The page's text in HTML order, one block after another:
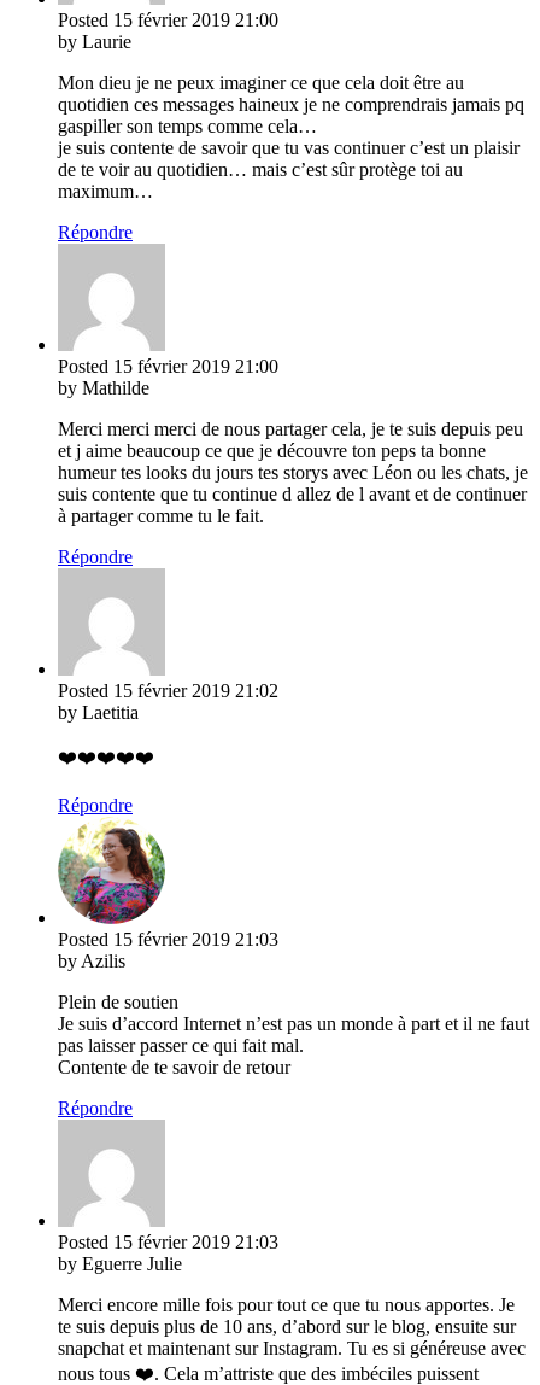
Posted 15 février 2019 21:00
by Laurie
Mon dieu je ne peux imaginer ce que cela doit être au
quotidien ces messages haineux je ne comprendrais jamais pq
gaspiller son temps comme cela…
je suis contente de savoir que tu vas continuer c’est un plaisir
de te voir au quotidien… mais c’est sûr protège toi au
maximum…
Répondre
Posted 15 février 2019 21:00
by Mathilde
Merci merci merci de nous partager cela, je te suis depuis peu
et j aime beaucoup ce que je découvre ton peps ta bonne
humeur tes looks du jours tes storys avec Léon ou les chats, je
suis contente que tu continue d allez de l avant et de continuer
à partager comme tu le fait.
Répondre
Posted 15 février 2019 21:02
by Laetitia
❤️❤️❤️❤️❤️
Répondre
Posted 15 février 2019 21:03
by Azilis
Plein de soutien
Je suis d’accord Internet n’est pas un monde à part et il ne faut
pas laisser passer ce qui fait mal.
Contente de te savoir de retour
Répondre
Posted 15 février 2019 21:03
by Eguerre Julie
Merci encore mille fois pour tout ce que tu nous apportes. Je
te suis depuis plus de 10 ans, d’abord sur le blog, ensuite sur
snapchat et maintenant sur Instagram. Tu es si généreuse avec
nous tous ❤️. Cela m’attriste que des imbéciles puissent